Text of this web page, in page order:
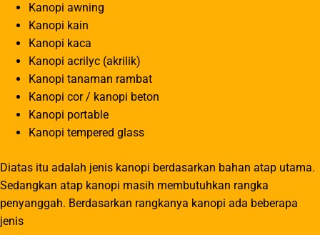
Kanopi awning
Kanopi kain
Kanopi kaca
Kanopi acrilyc (akrilik)
Kanopi tanaman rambat
Kanopi cor / kanopi beton
Kanopi portable
Kanopi tempered glass
Diatas itu adalah jenis kanopi berdasarkan bahan atap utama.
Sedangkan atap kanopi masih membutuhkan rangka
penyanggah. Berdasarkan rangkanya kanopi ada beberapa
jenis